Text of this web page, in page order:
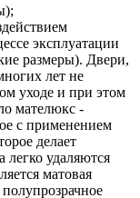
эксплуатации
размеры). Двери,
лет не
уходе и при этом
мателюкс -
с применением
делает
легко удаляются
матовая